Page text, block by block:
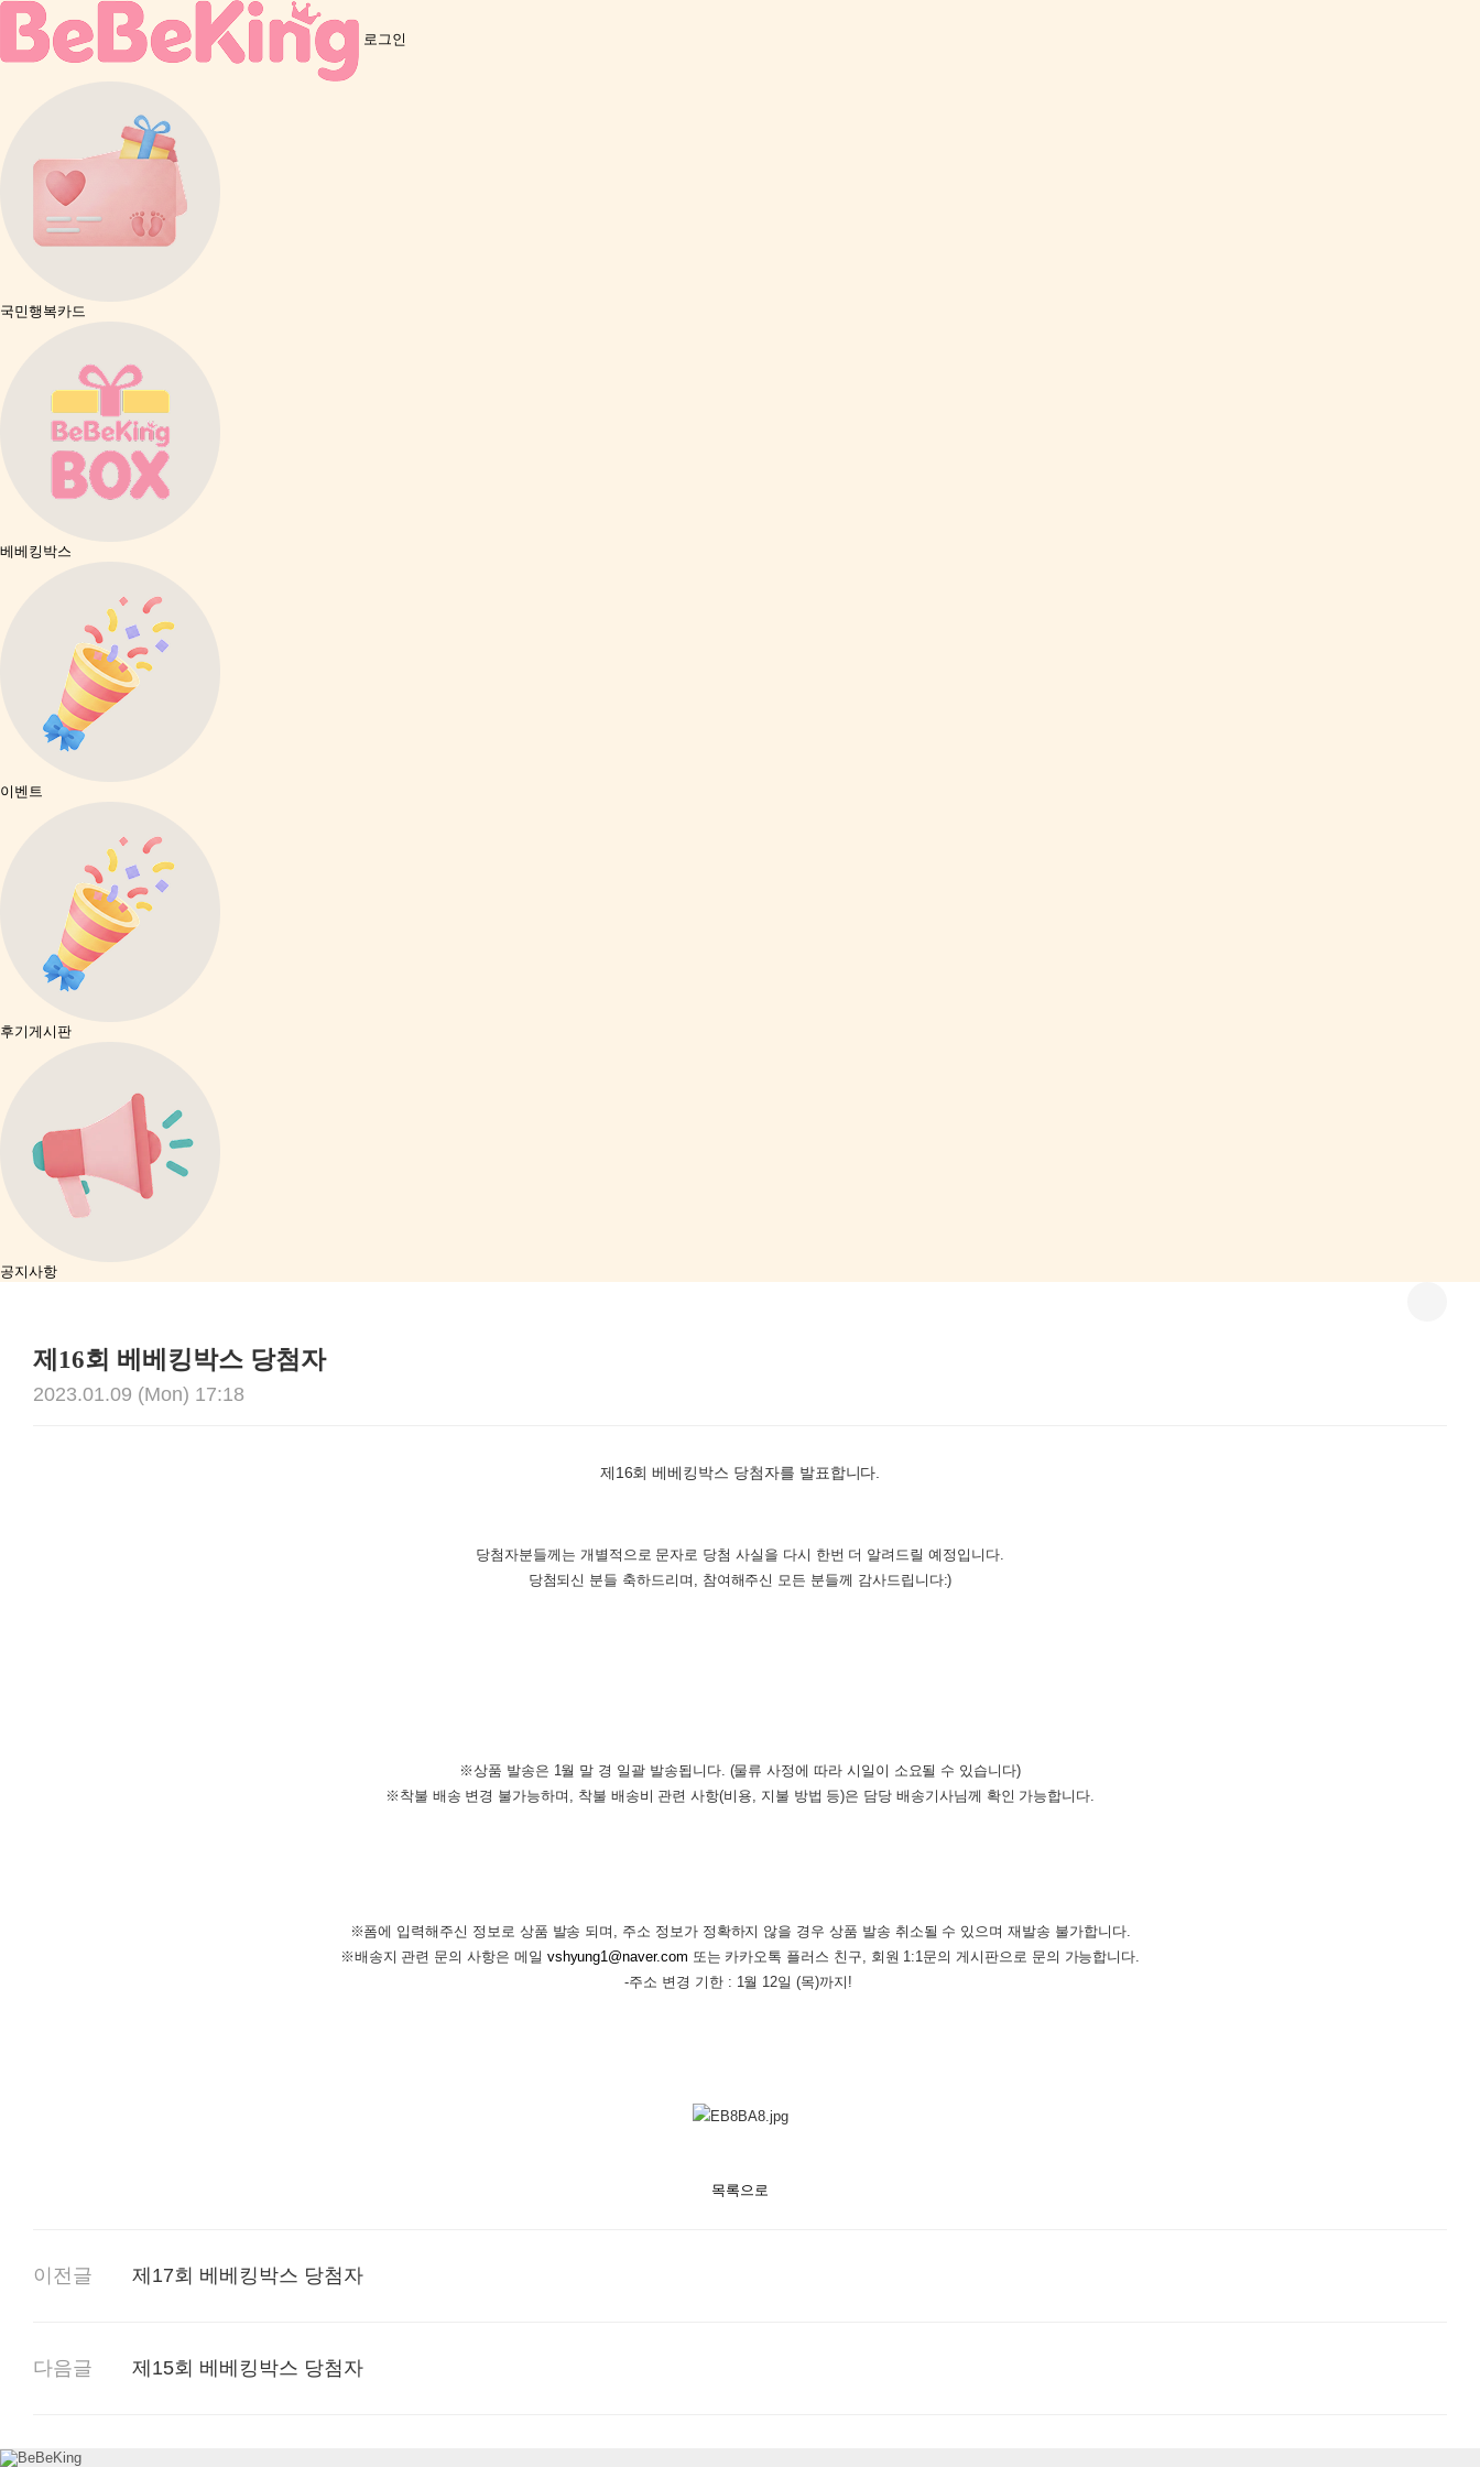
로그인
국민행복카드
베베킹박스
이벤트
후기게시판
공지사항
제16회 베베킹박스 당첨자
2023.01.09 (Mon) 17:18
제16회 베베킹박스 당첨자를 발표합니다.
당첨자분들께는 개별적으로 문자로 당첨 사실을 다시 한번 더 알려드릴 예정입니다.
당첨되신 분들 축하드리며, 참여해주신 모든 분들께 감사드립니다:)
※상품 발송은 1월 말 경 일괄 발송됩니다. (물류 사정에 따라 시일이 소요될 수 있습니다)
※착불 배송 변경 불가능하며, 착불 배송비 관련 사항(비용, 지불 방법 등)은 담당 배송기사님께 확인 가능합니다.
※폼에 입력해주신 정보로 상품 발송 되며, 주소 정보가 정확하지 않을 경우 상품 발송 취소될 수 있으며 재발송 불가합니다.
※배송지 관련 문의 사항은 메일 vshyung1@naver.com 또는 카카오톡 플러스 친구, 회원 1:1문의 게시판으로 문의 가능합니다.
-주소 변경 기한 : 1월 12일 (목)까지!
목록으로
이전글 제17회 베베킹박스 당첨자
다음글 제15회 베베킹박스 당첨자